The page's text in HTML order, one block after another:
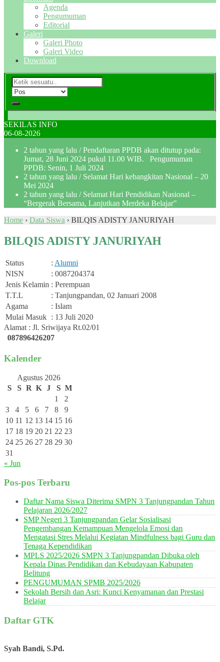
Agenda
Pengumuman
Editorial
Galeri
Galeri Photo
Galeri Video
Download
SEKILAS INFO
06-08-2026
2 tahun yang lalu / Pendaftaran PPDB akan ditutup pada:
Jumat, 28 Juni 2024 pukul 11.00 WIB. Pengumuman
PPDB: Senin, 1 Juli 2024
2 tahun yang lalu / Selamat Hari kebangkitan Nasional – 20
Mei 2024
2 tahun yang lalu / Selamat Hari Pendidikan Nasional –
“Bergerak Bersama, Lanjutkan Merdeka Belajar”
Home › Data Siswa › BILQIS ADISTY JANURIYAH
BILQIS ADISTY JANURIYAH
Status : Alumni
NISN
: 0087204374
Jenis Kelamin : Perempuan
T.T.L
: Tanjungpandan, 02 Januari 2008
Agama
: Islam
Mulai Masuk : 13 Juli 2020
Alamat : Jl. Sriwijaya Rt.02/01
087896426207
Kalender
Agustus 2026
S
S R K J S M
1
2
3
4 5 6 7 8
9
10 11 12 13 14 15 16
17 18 19 20 21 22 23
24 25 26 27 28 29 30
31
« Jun
Pos-pos Terbaru
Daftar Nama Siswa Diterima SMPN 3 Tanjungpandan Tahun
Pelajaran 2026/2027
SMP Negeri 3 Tanjungpandan Gelar Sosialisasi
Pengembangan Kemampuan Mengelola Emosi dan
Mengatasi Stres Melalui Kegiatan Mindfulness bagi Guru dan
Tenaga Kependidikan
MPLS 2025/2026 SMPN 3 Tanjungpandan Dibuka oleh
Kepala Dinas Pendidikan dan Kebudayaan Kabupaten
Belitung
PENGUMUMAN SPMB 2025/2026
Sekolah Bersih dan Asri: Kunci Kenyamanan dan Prestasi
Belajar
Daftar GTK
Syah Bandi, S.Pd.